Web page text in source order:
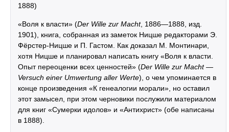
1888)
«Воля к власти» (Der Wille zur Macht, 1886—1888, изд.
1901), книга, собранная из заметок Ницше редакторами Э.
Фёрстер-Ницше и П. Гастом. Как доказал М. Монтинари,
хотя Ницше и планировал написать книгу «Воля к власти.
Опыт переоценки всех ценностей» (Der Wille zur Macht —
Versuch einer Umwertung aller Werte), о чем упоминается в
конце произведения «К генеалогии морали», но оставил
этот замысел, при этом черновики послужили материалом
для книг «Сумерки идолов» и «Антихрист» (обе написаны
в 1888).